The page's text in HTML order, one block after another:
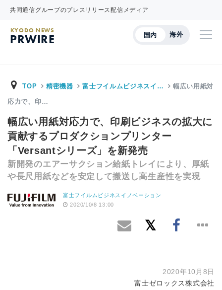
共同通信グループのプレスリリース配信メディア
国内 海外
KYODO NEWS
PRWIRE
TOP 精密機器 富士フイルムビジネスイ… 幅広い用紙対
応力で、印…
幅広い用紙対応力で、印刷ビジネスの拡大に
貢献するプロダクションプリンター
「Versantシリーズ」を新発売
新開発のエアーサクション給紙トレイにより、厚紙
や長尺用紙などを安定して搬送し高生産性を実現
富士フイルムビジネスイノベーション
2020/10/8 13:00
2020年10月8日
富士ゼロックス株式会社